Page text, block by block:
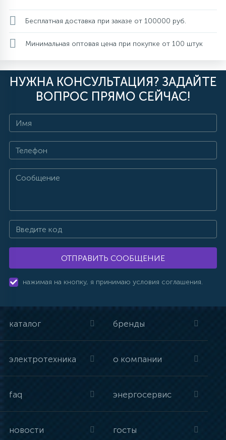
Бесплатная доставка при заказе от 100000 руб.
Минимальная оптовая цена при покупке от 100 штук
НУЖНА КОНСУЛЬТАЦИЯ? ЗАДАЙТЕ
ВОПРОС ПРЯМО СЕЙЧАС!
ОТПРАВИТЬ СООБЩЕНИЕ
нажимая на кнопку, я принимаю условия соглашения.
каталог бренды
электротехника о компании
faq энергосервис
новости госты